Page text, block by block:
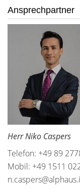
Ansprechpartner
Herr Niko Caspers
Telefon: +49 89
Mobil: +49 1511